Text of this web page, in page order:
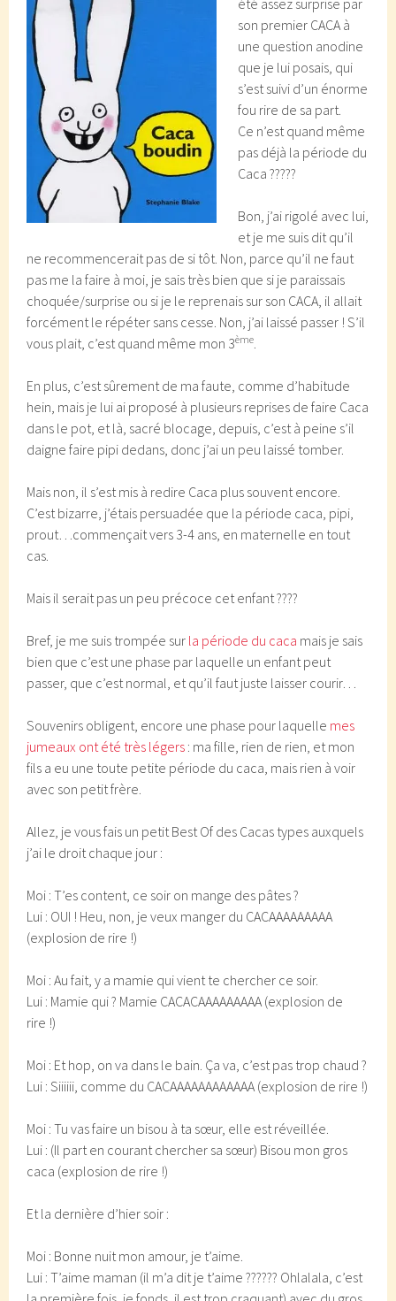
été assez surprise par
son premier CACA à
une question anodine
que je lui posais, qui
s’est suivi d’un énorme
fou rire de sa part.
Ce n’est quand même
pas déjà la période du
Caca ?????
Bon, j’ai rigolé avec lui,
et je me suis dit qu’il
ne recommencerait pas de si tôt. Non, parce qu’il ne faut
pas me la faire à moi, je sais très bien que si je paraissais
choquée/surprise ou si je le reprenais sur son CACA, il allait
forcément le répéter sans cesse. Non, j’ai laissé passer ! S’il
vous plait, c’est quand même mon 3ème.
En plus, c’est sûrement de ma faute, comme d’habitude
hein, mais je lui ai proposé à plusieurs reprises de faire Caca
dans le pot, et là, sacré blocage, depuis, c’est à peine s’il
daigne faire pipi dedans, donc j’ai un peu laissé tomber.
Mais non, il s’est mis à redire Caca plus souvent encore.
C’est bizarre, j’étais persuadée que la période caca, pipi,
prout…commençait vers 3-4 ans, en maternelle en tout
cas.
Mais il serait pas un peu précoce cet enfant ????
Bref, je me suis trompée sur la période du caca mais je sais
bien que c’est une phase par laquelle un enfant peut
passer, que c’est normal, et qu’il faut juste laisser courir…
Souvenirs obligent, encore une phase pour laquelle mes
jumeaux ont été très légers : ma fille, rien de rien, et mon
fils a eu une toute petite période du caca, mais rien à voir
avec son petit frère.
Allez, je vous fais un petit Best Of des Cacas types auxquels
j’ai le droit chaque jour :
Moi : T’es content, ce soir on mange des pâtes ?
Lui : OUI ! Heu, non, je veux manger du CACAAAAAAAAA
(explosion de rire !)
Moi : Au fait, y a mamie qui vient te chercher ce soir.
Lui : Mamie qui ? Mamie CACACAAAAAAAAA (explosion de
rire !)
Moi : Et hop, on va dans le bain. Ça va, c’est pas trop chaud ?
Lui : Siiiiii, comme du CACAAAAAAAAAAAA (explosion de rire !)
Moi : Tu vas faire un bisou à ta sœur, elle est réveillée.
Lui : (Il part en courant chercher sa sœur) Bisou mon gros
caca (explosion de rire !)
Et la dernière d’hier soir :
Moi : Bonne nuit mon amour, je t’aime.
Lui : T’aime maman (il m’a dit je t’aime ?????? Ohlalala, c’est